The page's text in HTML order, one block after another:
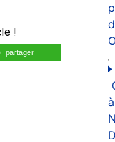
!
partager
à